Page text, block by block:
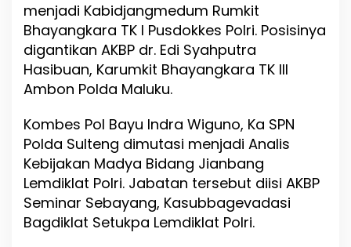
menjadi Kabidjangmedum Rumkit
Bhayangkara TK I Pusdokkes Polri. Posisinya
digantikan AKBP dr. Edi Syahputra
Hasibuan, Karumkit Bhayangkara TK III
Ambon Polda Maluku.
Kombes Pol Bayu Indra Wiguno, Ka SPN
Polda Sulteng dimutasi menjadi Analis
Kebijakan Madya Bidang Jianbang
Lemdiklat Polri. Jabatan tersebut diisi AKBP
Seminar Sebayang, Kasubbagevadasi
Bagdiklat Setukpa Lemdiklat Polri.